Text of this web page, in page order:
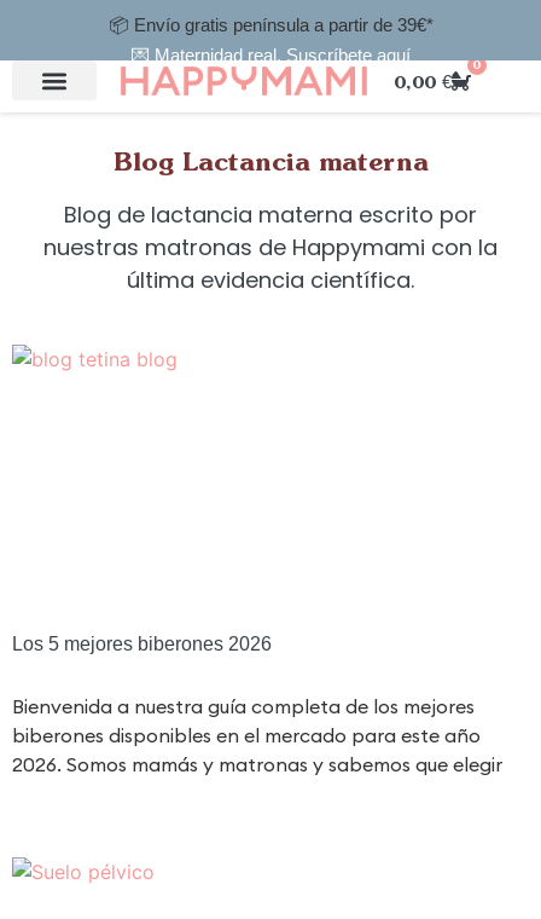
📦 Envío gratis península a partir de 39€*
💌 Maternidad real. Suscríbete aquí
0,00 €
0
Blog Lactancia materna
Blog de lactancia materna escrito por
nuestras matronas de Happymami con la
última evidencia científica.
Los 5 mejores biberones 2026
Bienvenida a nuestra guía completa de los mejores
biberones disponibles en el mercado para este año
2026. Somos mamás y matronas y sabemos que elegir